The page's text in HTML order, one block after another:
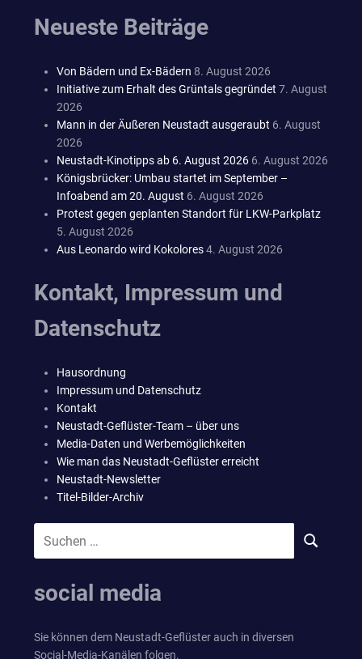
Neueste Beiträge
Von Bädern und Ex-Bädern 8. August 2026
Initiative zum Erhalt des Grüntals gegründet 7. August
2026
Mann in der Äußeren Neustadt ausgeraubt 6. August
2026
Neustadt-Kinotipps ab 6. August 2026 6. August 2026
Königsbrücker: Umbau startet im September –
Infoabend am 20. August 6. August 2026
Protest gegen geplanten Standort für LKW-Parkplatz
5. August 2026
Aus Leonardo wird Kokolores4. August 2026
Kontakt, Impressum und
Datenschutz
Hausordnung
Impressum und Datenschutz
Kontakt
Neustadt-Geflüster-Team – über uns
Media-Daten und Werbemöglichkeiten
Wie man das Neustadt-Geflüster erreicht
Neustadt-Newsletter
Titel-Bilder-Archiv
nach:
SUCHEN
social media
Sie können dem Neustadt-Geflüster auch in diversen
Social-Media-Kanälen folgen.